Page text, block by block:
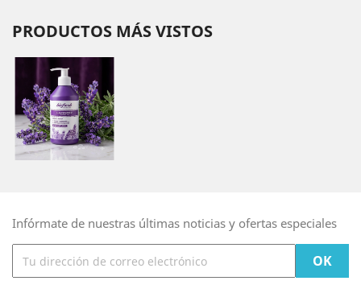
PRODUCTOS MÁS VISTOS
Infórmate de nuestras últimas noticias y ofertas especiales